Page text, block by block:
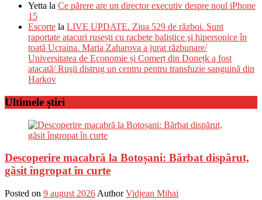
Yetta la Ce părere are un director executiv despre noul iPhone
15
Escorte la LIVE UPDATE. Ziua 529 de război. Sunt
raportate atacuri rusești cu rachete balistice şi hipersonice în
toată Ucraina. Maria Zaharova a jurat răzbunare/
Universitatea de Economie și Comerț din Donețk a fost
atacată/ Ruşii distrug un centru pentru transfuzie sanguină din
Harkov
Ultimele știri
Descoperire macabră la Botoșani: Bărbat dispărut,
găsit îngropat în curte
Posted on 9 august 2026 Author Vidjean Mihai